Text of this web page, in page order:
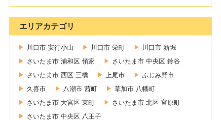
エリアカテゴリ
川口市 安行小山 川口市 栄町
川口市 新堀
さいたま市 浦和区 領家
さいたま市 中央区 鈴谷
さいたま市 西区 三橋
上尾市
ふじみ野市
久喜市
八潮市 茜町
草加市 八幡町
さいたま市 大宮区 東町
さいたま市 北区 宮原町
さいたま市 中央区 八王子